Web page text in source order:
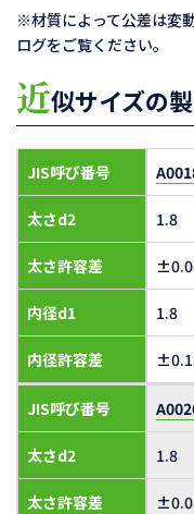
※材質によって公差は変
ログをご覧ください。
近似サイズの
JIS呼び番号
太さd2
太さ許容差
内径d1
内径許容差
1.8
1.8
JIS呼び番号
太さd2
太さ許容差
1.8